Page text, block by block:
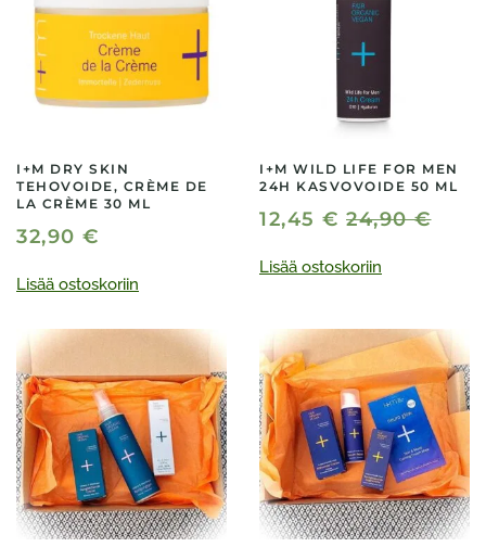
I+M DRY SKIN
TEHOVOIDE, CRÈME DE
LA CRÈME 30 ML
32,90 €
Lisää ostoskoriin
I+M WILD LIFE FOR MEN
24H KASVOVOIDE 50 ML
12,45 € 24,90€
Lisää ostoskoriin